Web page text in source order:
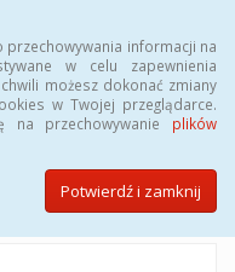
informacji na
w celu zapewnienia
możesz dokonać zmiany
w Twojej przeglądarce.
na przechowywanie plików
Potwierdź i zamknij
PUBLICZNEJ
Opola